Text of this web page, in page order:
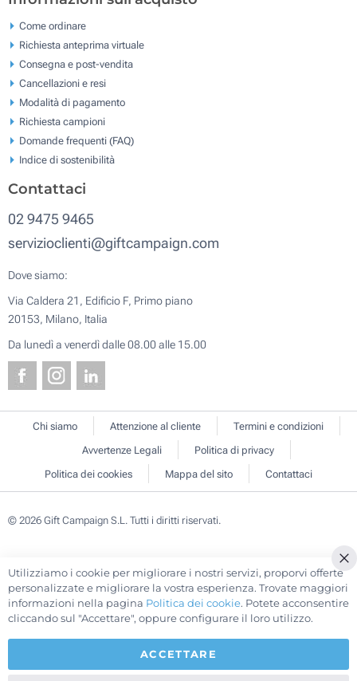
Come ordinare
Richiesta anteprima virtuale
Consegna e post-vendita
Cancellazioni e resi
Modalità di pagamento
Richiesta campioni
Domande frequenti (FAQ)
Indice di sostenibilità
Contattaci
02 9475 9465
servizioclienti@giftcampaign.com
Dove siamo:
Via Caldera 21, Edificio F, Primo piano
20153, Milano, Italia
Da lunedì a venerdì dalle 08.00 alle 15.00
Chi siamo Attenzione al cliente
Termini e condizioni
Avvertenze Legali
Politica di privacy
Politica dei cookies
Mappa del sito Contattaci
© 2026 Gift Campaign S.L. Tutti i diritti riservati.
Utilizziamo i cookie per migliorare i nostri servizi, proporvi offerte
personalizzate e migliorare la vostra esperienza. Trovate maggiori
informazioni nella pagina Politica dei cookie. Potete acconsentire
cliccando sul "Accettare", oppure configurare il loro utilizzo.
ACCETTARE